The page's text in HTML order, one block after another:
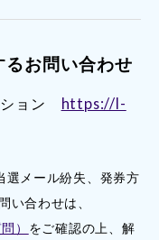
るお問い合わせ
ション
https://l-
選メール紛失、発券方
い合わせは、
） をご確認の上、解